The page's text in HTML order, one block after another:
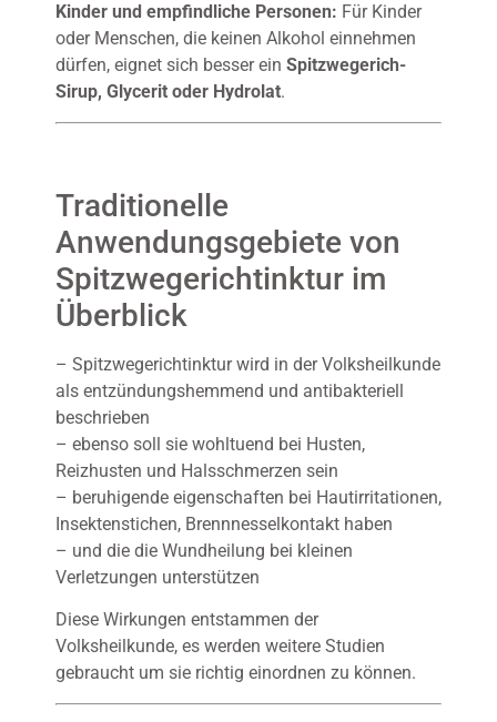
Kinder und empfindliche Personen: Für Kinder
oder Menschen, die keinen Alkohol einnehmen
dürfen, eignet sich besser ein Spitzwegerich-
Sirup, Glycerit oder Hydrolat.
Traditionelle
Anwendungsgebiete von
Spitzwegerichtinktur im
Überblick
– Spitzwegerichtinktur wird in der Volksheilkunde
als entzündungshemmend und antibakteriell
beschrieben
– ebenso soll sie wohltuend bei Husten,
Reizhusten und Halsschmerzen sein
– beruhigende eigenschaften bei Hautirritationen,
Insektenstichen, Brennnesselkontakt haben
– und die die Wundheilung bei kleinen
Verletzungen unterstützen
Diese Wirkungen entstammen der
Volksheilkunde, es werden weitere Studien
gebraucht um sie richtig einordnen zu können.